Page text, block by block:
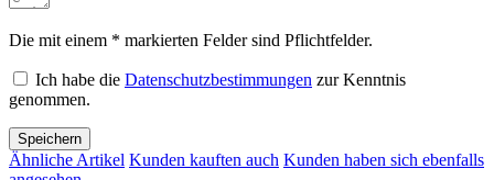
Die mit einem * markierten Felder sind Pflichtfelder.
Ich habe die Datenschutzbestimmungen zur Kenntnis
genommen.
Speichern
Ähnliche Artikel Kunden kauften auch Kunden haben sich ebenfalls